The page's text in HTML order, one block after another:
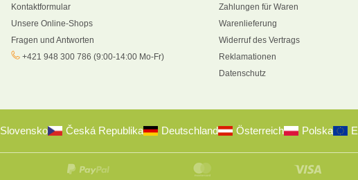
Kontaktformular
Unsere Online-Shops
Fragen und Antworten
+421 948 300 786 (9:00-14:00 Mo-Fr)
Zahlungen für Waren
Warenlieferung
Widerruf des Vertrags
Reklamationen
Datenschutz
Slovensko Česká Republika Deutschland Österreich Polska